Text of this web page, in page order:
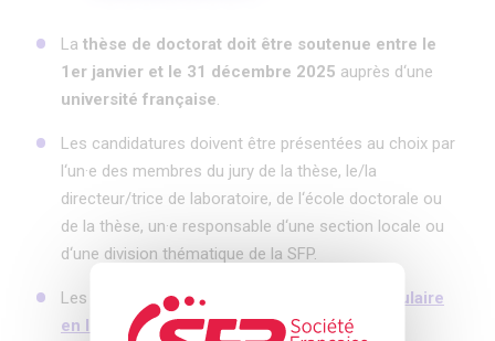
La thèse de doctorat doit être soutenue entre le
1er janvier et le 31 décembre 2025 auprès d‘une
université française.
Les candidatures doivent être présentées au choix par
l‘un·e des membres du jury de la thèse, le/la
directeur/trice de laboratoire, de l‘école doctorale ou
de la thèse, un·e responsable d‘une section locale ou
d‘une division thématique de la SFP.
Les candidatures sont à soumettre via le
formulaire
en ligne
sur le site de la SFP.